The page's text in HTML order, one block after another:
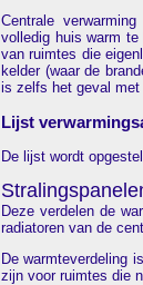
Centrale
volledig huis warm
van ruimtes die
kelder (waar de
is zelfs het geval met
Lijst
De lijst wordt
Deze verdelen de
radiatoren van de
De warmteverdeling
zijn voor ruimtes die